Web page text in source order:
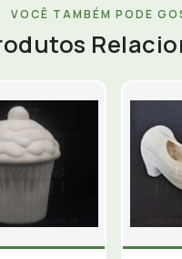
VOCÊ TAMBÉM PODE